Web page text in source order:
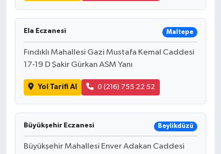
Ela Eczanesi Maltepe
Fındıklı Mahallesi Gazi Mustafa Kemal Caddesi
17-19 D Şakir Gürkan ASM Yanı
Yol Tarifi Al 0 (216) 755 22 52
Büyükşehir Eczanesi Beylikdüzü
Büyükşehir Mahallesi Enver Adakan Caddesi